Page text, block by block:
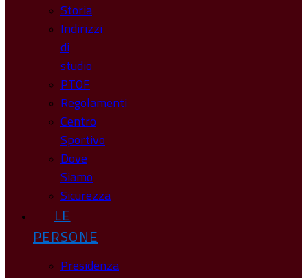
Storia
Indirizzi
di
studio
PTOF
Regolamenti
Centro
Sportivo
Dove
Siamo
Sicurezza
LE
PERSONE
Presidenza